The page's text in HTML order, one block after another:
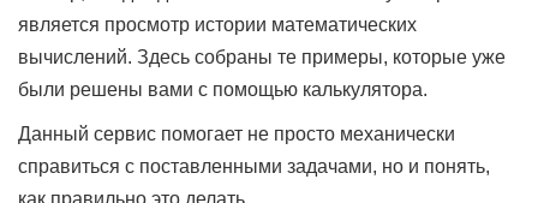
является просмотр истории математических
вычислений. Здесь собраны те примеры, которые уже
были решены вами с помощью калькулятора.
Данный сервис помогает не просто механически
справиться с поставленными задачами, но и понять,
как правильно это делать.